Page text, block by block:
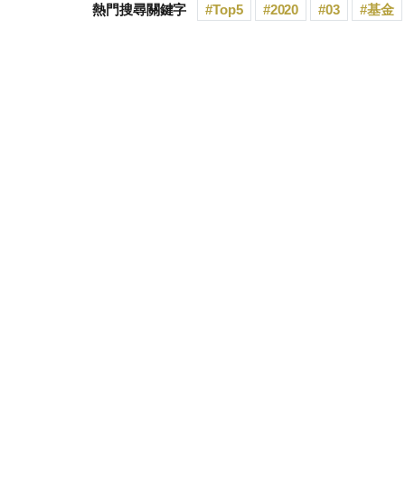
熱門搜尋關鍵字 Top5 2020 03 基金